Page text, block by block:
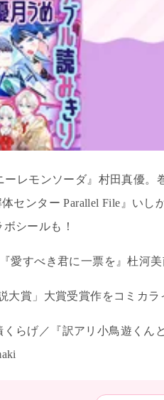
ーレモンソーダ』村田真優。
センター Parallel File』いし
シールも！
愛すべき君に一票を』杜河
大賞」大賞受賞作をコミカ
らげ／『訳アリ小鳥遊くん